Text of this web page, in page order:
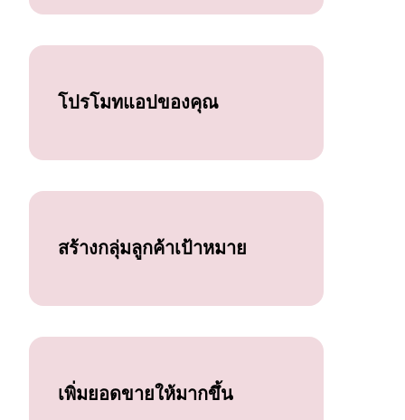
โปรโมทแอปของคุณ
สร้างกลุ่มลูกค้าเป้าหมาย
เพิ่มยอดขายให้มากขึ้น